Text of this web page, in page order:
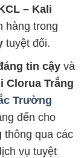
– Kali
hàng trong
tuyệt đối.
tin cậy và
Clorua Trắng
Trường
đến cho
thông qua các
vụ tuyệt